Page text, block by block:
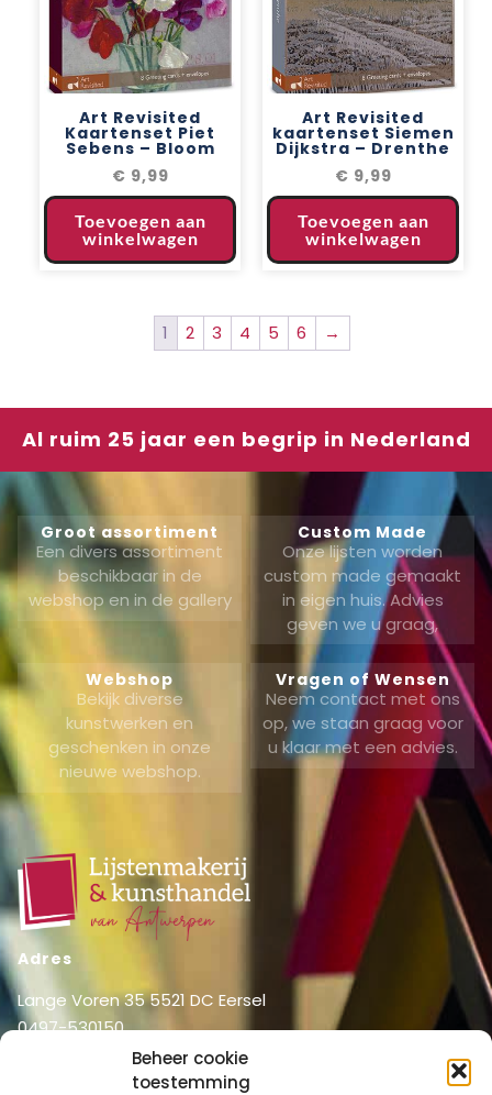
Beheer cookie
toestemming
Art Revisited
Kaartenset Piet
Sebens – Bloom
€ 9,99
Toevoegen aan
winkelwagen
Art Revisited
kaartenset Siemen
Dijkstra – Drenthe
€ 9,99
Toevoegen aan
winkelwagen
1 2 3 4 5 6 →
Al ruim 25 jaar een begrip in Nederland
Groot assortiment
Een divers assortiment
beschikbaar in de
webshop en in de gallery
Custom Made
Onze lijsten worden
custom made gemaakt
in eigen huis. Advies
geven we u graag,
Webshop
Bekijk diverse
kunstwerken en
geschenken in onze
nieuwe webshop.
Vragen of Wensen
Neem contact met ons
op, we staan graag voor
u klaar met een advies.
Adres
Lange Voren 35 5521 DC Eersel
0497-530150
info@lijstenmakerij vanantwerpen.nl